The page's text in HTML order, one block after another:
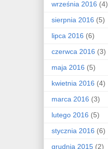
września 2016 (4)
sierpnia 2016 (5)
lipca 2016 (6)
czerwca 2016 (3)
maja 2016 (5)
kwietnia 2016 (4)
marca 2016 (3)
lutego 2016 (5)
stycznia 2016 (6)
grudnia 2015 (2)